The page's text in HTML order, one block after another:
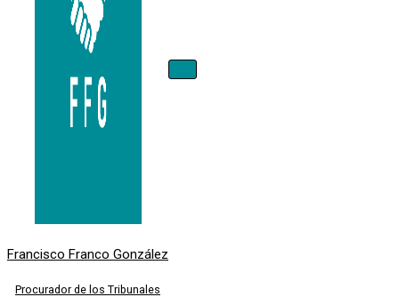
Francisco Franco González
Procurador de los Tribunales
Menú